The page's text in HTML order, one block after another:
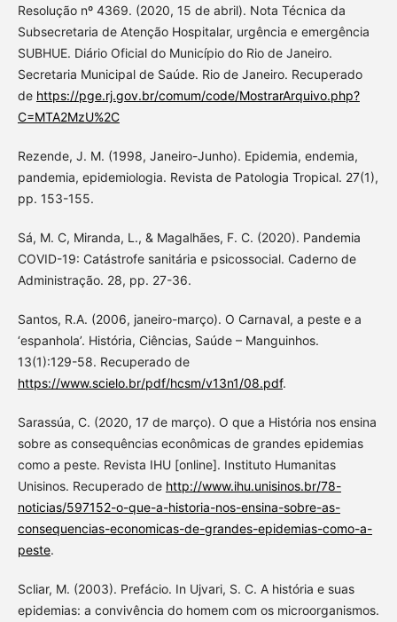
Resolução nº 4369. (2020, 15 de abril). Nota Técnica da
Subsecretaria de Atenção Hospitalar, urgência e emergência
SUBHUE. Diário Oficial do Município do Rio de Janeiro.
Secretaria Municipal de Saúde. Rio de Janeiro. Recuperado
de https://pge.rj.gov.br/comum/code/MostrarArquivo.php?
C=MTA2MzU%2C
Rezende, J. M. (1998, Janeiro-Junho). Epidemia, endemia,
pandemia, epidemiologia. Revista de Patologia Tropical. 27(1),
pp. 153-155.
Sá, M. C, Miranda, L., & Magalhães, F. C. (2020). Pandemia
COVID-19: Catástrofe sanitária e psicossocial. Caderno de
Administração. 28, pp. 27-36.
Santos, R.A. (2006, janeiro-março). O Carnaval, a peste e a
‘espanhola’. História, Ciências, Saúde – Manguinhos.
13(1):129-58. Recuperado de
https://www.scielo.br/pdf/hcsm/v13n1/08.pdf.
Sarassúa, C. (2020, 17 de março). O que a História nos ensina
sobre as consequências econômicas de grandes epidemias
como a peste. Revista IHU [online]. Instituto Humanitas
Unisinos. Recuperado de http://www.ihu.unisinos.br/78-
noticias/597152-o-que-a-historia-nos-ensina-sobre-as-
consequencias-economicas-de-grandes-epidemias-como-a-
peste.
Scliar, M. (2003). Prefácio. In Ujvari, S. C. A história e suas
epidemias: a convivência do homem com os microorganismos.